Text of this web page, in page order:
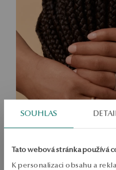
SOUHLAS
Tato webová stránka používá
K personalizaci obsahu a